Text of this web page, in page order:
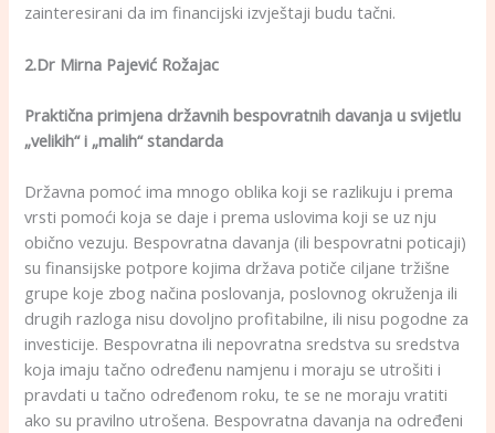
zainteresirani da im financijski izvještaji budu tačni.
2.Dr Mirna Pajević Rožajac
Praktična primjena državnih bespovratnih davanja u svijetlu
„velikih“ i „malih“ standarda
Državna pomoć ima mnogo oblika koji se razlikuju i prema
vrsti pomoći koja se daje i prema uslovima koji se uz nju
obično vezuju. Bespovratna davanja (ili bespovratni poticaji)
su finansijske potpore kojima država potiče ciljane tržišne
grupe koje zbog načina poslovanja, poslovnog okruženja ili
drugih razloga nisu dovoljno profitabilne, ili nisu pogodne za
investicije. Bespovratna ili nepovratna sredstva su sredstva
koja imaju tačno određenu namjenu i moraju se utrošiti i
pravdati u tačno određenom roku, te se ne moraju vratiti
ako su pravilno utrošena. Bespovratna davanja na određeni